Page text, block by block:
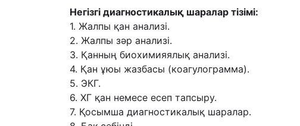
Негізгі диагностикалық шаралар тізімі:
1. Жалпы қан анализі.
2. Жалпы зәр анализі.
3. Қанның биохимияялық анализі.
4. Қан ұюы жазбасы (коагулограмма).
5. ЭКГ.
6. ХГ қан немесе есеп тапсыру.
7. Қосымша диагностикалық шаралар.